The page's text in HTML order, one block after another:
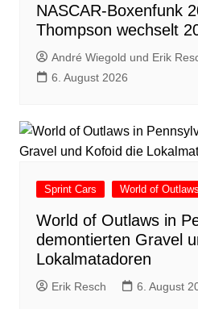
NASCAR-Boxenfunk
Thompson wechselt
André Wiegold und Erik
6. August 2026
Sprint Cars World of Outlaws
World of Outlaws in
demontierten Gravel
Lokalmatadoren
Erik Resch 6. August